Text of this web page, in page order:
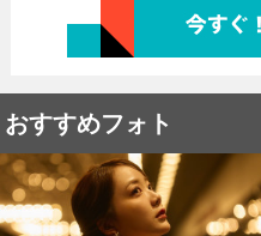
おすすめフォト